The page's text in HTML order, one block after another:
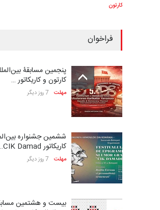
کارتون
فراخوان
پنجمین مسابقۀ
کارتون و کاریکاتور …
مهلت 7 روز دیگر
ششمین جشنواره
کاریکاتور CIK Damad…
مهلت 7 روز دیگر
بیست و هشتمین